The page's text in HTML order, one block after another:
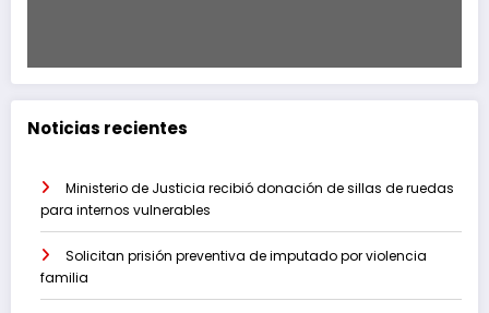
Noticias recientes
Ministerio de Justicia recibió donación de sillas de ruedas
para internos vulnerables
Solicitan prisión preventiva de imputado por violencia
familia